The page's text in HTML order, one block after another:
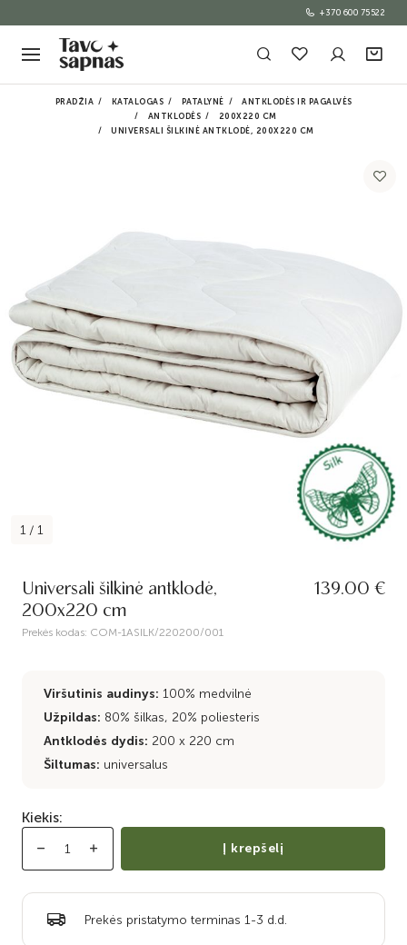
+370 600 75522
PRADŽIA KATALOGAS PATALYNĖ
ANTKLODĖS IR PAGALVĖS
ANTKLODĖS
200X220 CM
UNIVERSALI ŠILKINĖ ANTKLODĖ, 200X220 CM
1 / 1
Universali šilkinė antklodė,
200x220 cm
Prekės kodas: COM-1ASILK/220200/001
139.00 €
Viršutinis audinys: 100% medvilnė
Užpildas: 80% šilkas, 20% poliesteris
Antklodės dydis: 200 x 220 cm
Šiltumas: universalus
Kiekis:
Į krepšelį
Prekės pristatymo terminas 1-3 d.d.